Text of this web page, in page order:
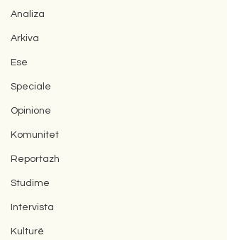
Analiza
Arkiva
Ese
Speciale
Opinione
Komunitet
Reportazh
Studime
Intervista
Kulturë